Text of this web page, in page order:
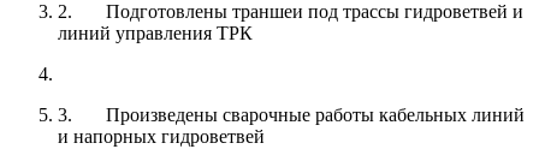
2. Подготовлены траншеи под трассы гидроветвей и
линий управления ТРК
3. Произведены сварочные работы кабельных линий
и напорных гидроветвей